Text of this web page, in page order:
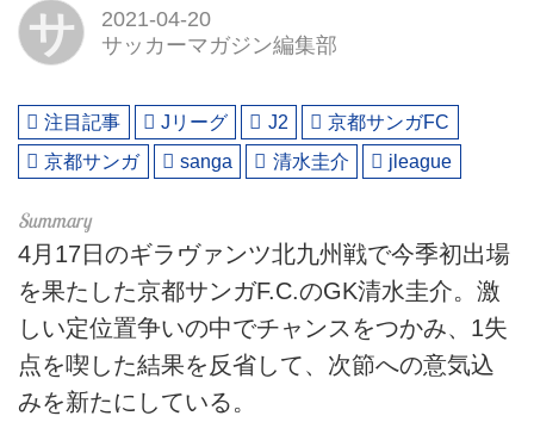
サ
2021-04-20
サッカーマガジン編集部
注目記事 Jリーグ J2
京都サンガFC
京都サンガ
sanga 清水圭介 jleague
4月17日のギラヴァンツ北九州戦で今季初出場
を果たした京都サンガF.C.のGK清水圭介。激
しい定位置争いの中でチャンスをつかみ、1失
点を喫した結果を反省して、次節への意気込
みを新たにしている。